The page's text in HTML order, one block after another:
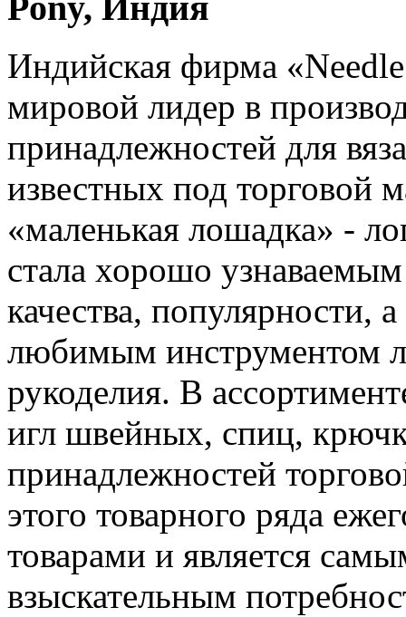
Индийская фирма
мировой лидер в
принадлежностей для
известных под торговой
«маленькая лошадка» -
стала хорошо
качества, популярности,
любимым инструментом
рукоделия. В
игл швейных, спиц,
принадлежностей
этого товарного ряда
товарами и является
взыскательным